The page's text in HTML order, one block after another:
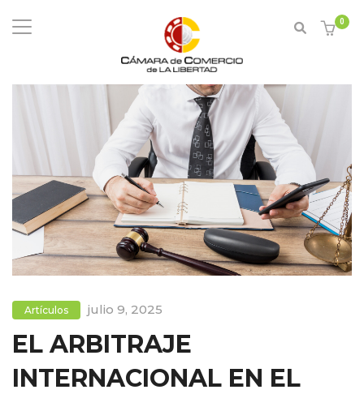
0
Artículos julio 9, 2025
EL ARBITRAJE
INTERNACIONAL EN EL